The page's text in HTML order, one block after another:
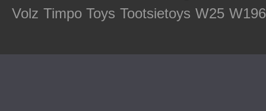
Volz Timpo Toys Tootsietoys W25 W196